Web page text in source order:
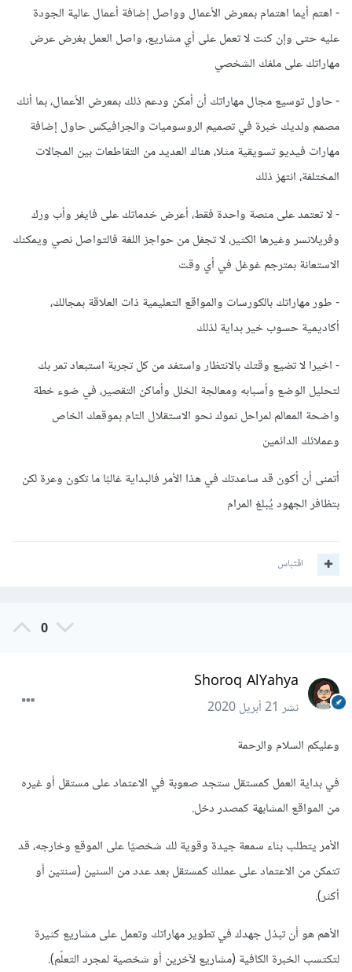
- اهتم أيما اهتمام بمعرض الأعمال وواصل إضافة أعمال عالية الجودة
عليه حتى وإن كنت لا تعمل على أي مشاريع، واصل العمل بغرض عرض
مهاراتك على ملفك الشخصي
- حاول توسيع مجال مهاراتك أن أمكن ودعم ذلك بمعرض الأعمال، بما أنك
مصمم ولديك خبرة في تصميم الروسوميات والجرافيكس حاول إضافة
مهارات فيديو تسويقية مثلا، هناك العديد من التقاطعات بين المجالات
المختلفة، انتهز ذلك
- لا تعتمد على منصة واحدة فقط، أعرض خدماتك على فايفر وأب ورك
وفريلانسر وغيرها الكثير، لا تجفل من حواجز اللغة فالتواصل نصي ويمكنك
الاستعانة بمترجم غوغل في أي وقت
- طور مهاراتك بالكورسات والمواقع التعليمية ذات العلاقة بمجالك،
أكاديمية حسوب خير بداية لذلك
- اخيرا لا تضيع وقتك بالانتظار واستفد من كل تجربة استبعاد تمر بك
لتحليل الوضع وأسبابه ومعالجة الخلل وأماكن التقصير، في ضوء خطة
واضحة المعالم لمراحل نموك نحو الاستقلال التام بموقعك الخاص
وعملائك الدائمين
أتمنى أن أكون قد ساعدتك في هذا الأمر فالبداية غالبًا ما تكون وعرة لكن
بتظافر الجهود يُبلغ المرام
اقتباس
0
Shoroq AlYahya
نشر21 أبريل 2020
وعليكم السلام والرحمة
في بداية العمل كمستقل ستجد صعوبة في الاعتماد على مستقل أو غيره
من المواقع المشابهة كمصدر دخل.
الأمر يتطلب بناء سمعة جيدة وقوية لك شخصيًا على الموقع وخارجه، قد
تتمكن من الاعتماد على عملك كمستقل بعد عدد من السنين (سنتين أو
أكثر).
الأهم هو أن تبذل جهدك في تطوير مهاراتك وتعمل على مشاريع كثيرة
لتكتسب الخبرة الكافية (مشاريع لآخرين أو شخصية لمجرد التعلّم).